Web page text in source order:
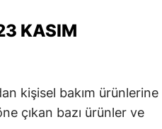
KASIM
kişisel bakım ürünlerine
çıkan bazı ürünler ve